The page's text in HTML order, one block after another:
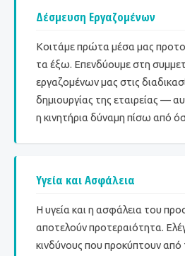
Δέσμευση Εργαζομένων
Κοιτάμε πρώτα μέσα μας
τα έξω. Επενδύουμε στη
εργαζομένων μας στις
δημιουργίας της εταιρείας —
η κινητήρια δύναμη πίσω από
Υγεία και Ασφάλεια
Η υγεία και η ασφάλεια του
αποτελούν προτεραιότητα.
κινδύνους που προκύπτουν από